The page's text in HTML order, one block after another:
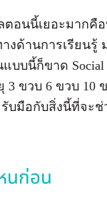
ตอนนี้เยอะมาก
ด้านการเรียนรู้
แบบนี้ก็ขาด
ขวบ 6 ขวบ 10
บมือกับสิ่งนี้ที่จะ
นก่อน